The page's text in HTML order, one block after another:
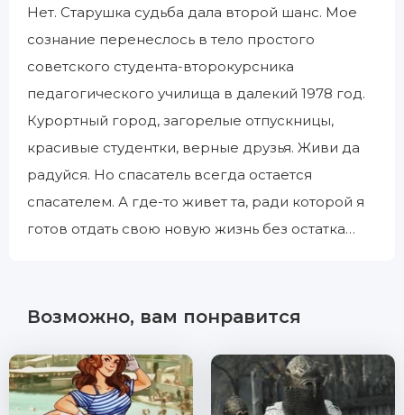
Нет. Старушка судьба дала второй шанс. Мое
сознание перенеслось в тело простого
советского студента-второкурсника
педагогического училища в далекий 1978 год.
Курортный город, загорелые отпускницы,
красивые студентки, верные друзья. Живи да
радуйся. Но спасатель всегда остается
спасателем. А где-то живет та, ради которой я
готов отдать свою новую жизнь без остатка…
Возможно, вам понравится